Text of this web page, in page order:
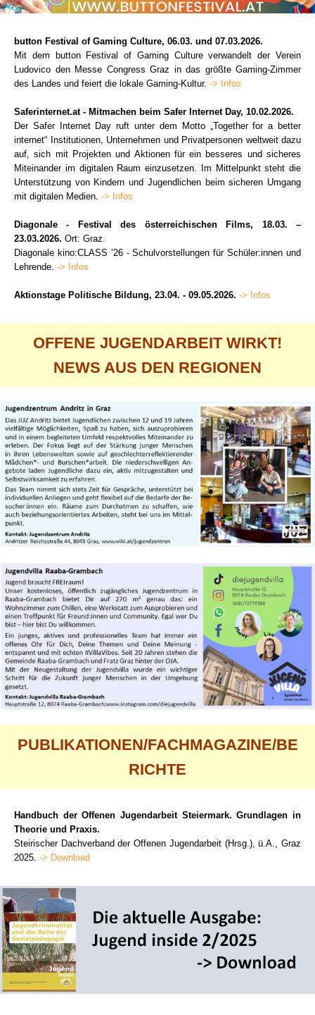
button Festival of Gaming Culture, 06.03. und 07.03.2026.
Mit dem button Festival of Gaming Culture verwandelt der Verein
Ludovico den Messe Congress Graz in das größte Gaming-Zimmer
des Landes und feiert die lokale Gaming-Kultur. -> Infos
Saferinternet.at - Mitmachen beim Safer Internet Day, 10.02.2026.
Der Safer Internet Day ruft unter dem Motto „Together for a better
internet“ Institutionen, Unternehmen und Privatpersonen weltweit dazu
auf, sich mit Projekten und Aktionen für ein besseres und sicheres
Miteinander im digitalen Raum einzusetzen. Im Mittelpunkt steht die
Unterstützung von Kindern und Jugendlichen beim sicheren Umgang
mit digitalen Medien. -> Infos
Diagonale - Festival des österreichischen Films, 18.03. –
23.03.2026. Ort: Graz.
Diagonale kino:CLASS ’26 - Schulvorstellungen für Schüler:innen und
Lehrende. -> Infos
Aktionstage Politische Bildung, 23.04. - 09.05.2026. -> Infos
OFFENE JUGENDARBEIT WIRKT!
NEWS AUS DEN REGIONEN
PUBLIKATIONEN/FACHMAGAZINE/BE
RICHTE
Handbuch der Offenen Jugendarbeit Steiermark. Grundlagen in
Theorie und Praxis.
Steirischer Dachverband der Offenen Jugendarbeit (Hrsg.), ü.A., Graz
2025. -> Download